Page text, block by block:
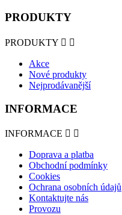
PRODUKTY
PRODUKTY  
Akce
Nové produkty
Nejprodávanější
INFORMACE
INFORMACE  
Doprava a platba
Obchodní podmínky
Cookies
Ochrana osobních údajů
Kontaktujte nás
Provozu